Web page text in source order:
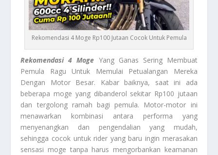
Rekomendasi 4 Moge Rp100 Jutaan Cocok Untuk Pemula
Rekomendasi 4 Moge Yang Ganas Sering Membuat
Pemula Ragu Untuk Memulai Petualangan Mereka
Dengan Motor Besar. Kabar baiknya, saat ini ada
beberapa moge yang dibanderol sekitar Rp100 jutaan
dan tergolong ramah bagi pemula. Motor-motor ini
menawarkan kombinasi antara performa yang
menyenangkan dan pengendalian yang mudah,
sehingga cocok untuk rider yang baru ingin merasakan
sensasi moge tanpa harus mengorbankan keamanan